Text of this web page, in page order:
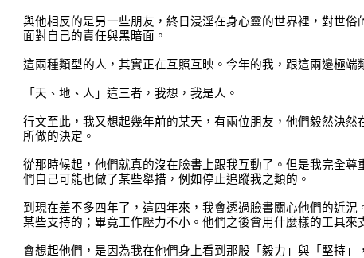
與他相反的是另一些朋友，終日浸淫在身心靈的世界裡，對世
面對自己的責任與黑暗面。
這兩種類型的人，其實正在互照互映。今年的我，跟這兩邊極端
「天、地、人」這三者，我想，我是人。
行文至此，我又想起幾年前的某天，有兩位朋友，他們毅然決
所做的決定。
從那時候起，他們就真的沒在臉書上跟我互動了。但是我完全
們自己可能也做了某些舉措，例如停止追蹤我之類的。
到現在差不多四年了，這四年來，我會透過臉書關心他們的近
某些支持的；畢竟工作壓力不小。他們之後會用什麼樣的工具
會想起他們，是因為我在他們身上看到那股「毅力」與「堅持